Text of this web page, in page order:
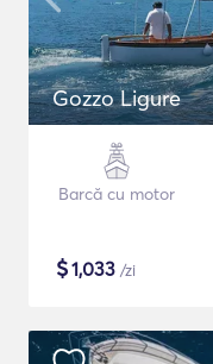
Gozzo Ligure
Barcă cu motor
$1,033 /zi